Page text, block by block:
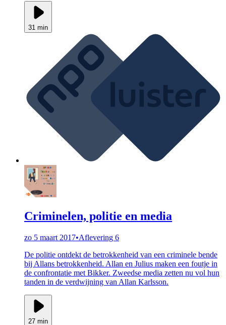
31 min
Criminelen, politie en media
zo 5 maart 2017•Aflevering 6
De politie ontdekt de betrokkenheid van een criminele bende
bij Allans betrokkenheid. Allan en Julius maken een foutje in
de confrontatie met Bikker. Zweedse media zetten nu vol hun
tanden in de verdwijning van Allan Karlsson.
27 min